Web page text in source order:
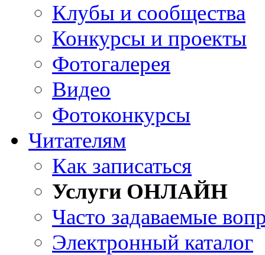
Клубы и сообщества
Конкурсы и проекты
Фотогалерея
Видео
Фотоконкурсы
Читателям
Как записаться
Услуги ОНЛАЙН
Часто задаваемые
Электронный каталог